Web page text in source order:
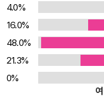
를 기초로 상상글, 설명글
에서 필요한 갈래별 글쓰기 한 편을 완
줄이 소시지 쓰기, 문단
장 효과 있었던 교수 방법
문장이, 세 문장 한 문단
던 빈 종이가 내 글로 채
4.0%
16.0%
48.0%
21.3%
0%